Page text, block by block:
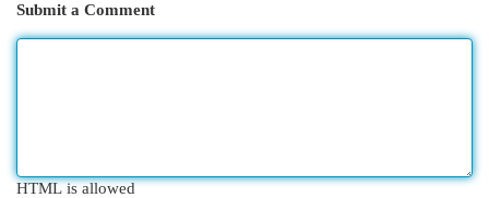
Submit a Comment
HTML is allowed